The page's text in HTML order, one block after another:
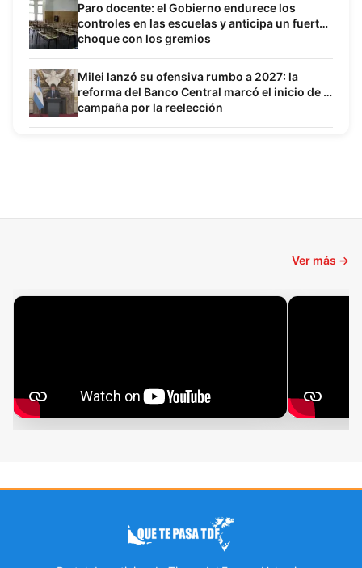
Paro docente: el Gobierno endurece los
controles en las escuelas y anticipa un fuerte
choque con los gremios
Milei lanzó su ofensiva rumbo a 2027: la
reforma del Banco Central marcó el inicio de la
campaña por la reelección
Ver más →